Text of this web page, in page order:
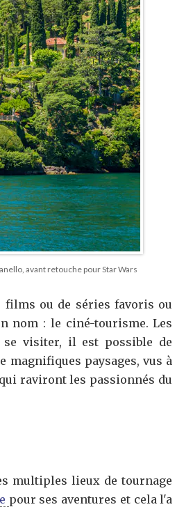
avant retouche pour Star Wars
films ou de séries favoris ou
nom : le ciné-tourisme. Les
se visiter, il est possible de
magnifiques paysages, vus à
raviront les passionnés du
multiples lieux de tournage
pour ses aventures et cela l'a